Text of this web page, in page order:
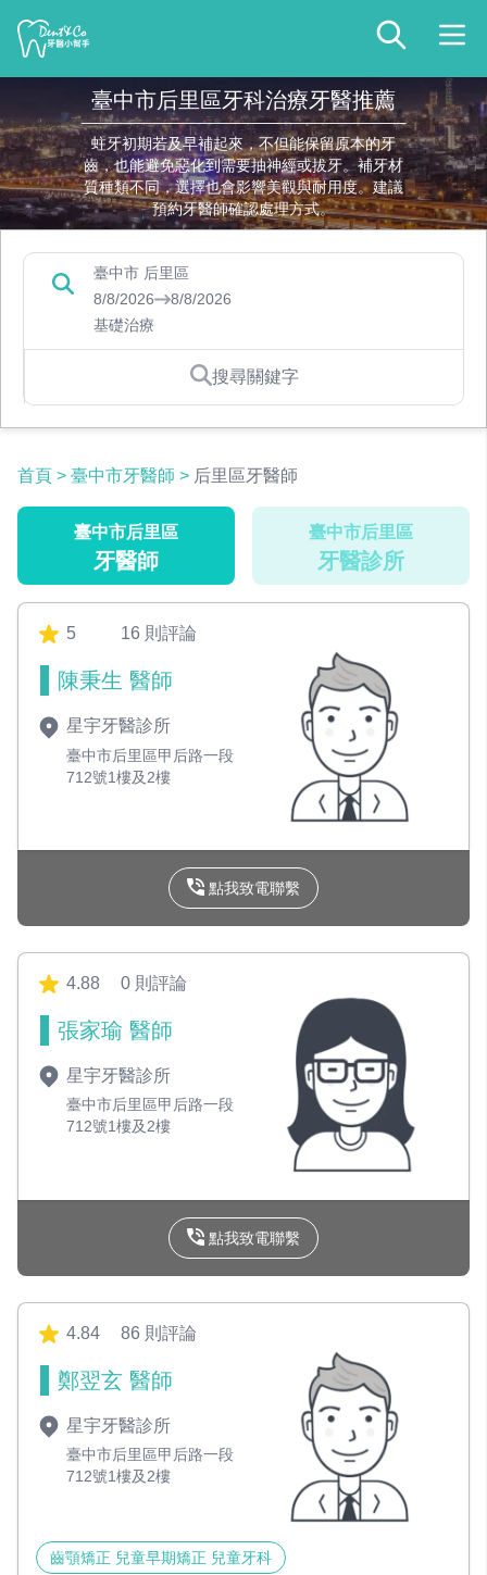
臺中市后里區牙科治療牙醫推薦
蛀牙初期若及早補起來，不但能保留原本的牙
齒，也能避免惡化到需要抽神經或拔牙。補牙材
質種類不同，選擇也會影響美觀與耐用度。建議
預約牙醫師確認處理方式。
臺中市 后里區
8/8/2026
8/8/2026
基礎治療
搜尋關鍵字
首頁 > 臺中市牙醫師 > 后里區牙醫師
臺中市后里區
牙醫師
臺中市后里區
牙醫診所
5 16 則評論
陳秉生 醫師
星宇牙醫診所
臺中市后里區甲后路一段
712號1樓及2樓
點我致電聯繫
4.88 0 則評論
張家瑜 醫師
星宇牙醫診所
臺中市后里區甲后路一段
712號1樓及2樓
點我致電聯繫
4.84 86 則評論
鄭翌玄 醫師
星宇牙醫診所
臺中市后里區甲后路一段
712號1樓及2樓
齒顎矯正 兒童早期矯正 兒童牙科